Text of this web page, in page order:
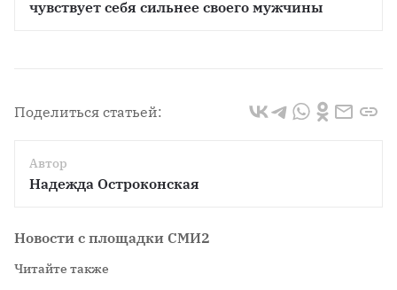
чувствует себя сильнее своего мужчины
Поделиться статьей:
Автор
Надежда Остроконская
Новости с площадки СМИ2
Читайте также